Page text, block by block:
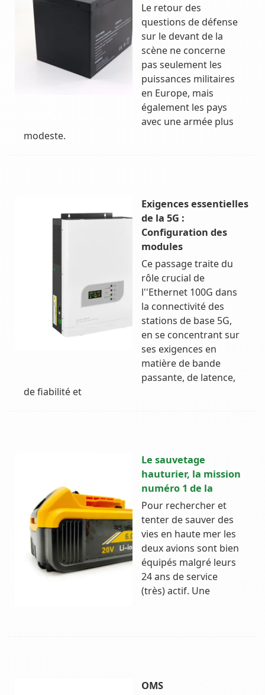
Le retour des
questions de défense
sur le devant de la
scène ne concerne
pas seulement les
puissances militaires
en Europe, mais
également les pays
avec une armée plus
modeste.
Exigences essentielles
de la 5G :
Configuration des
modules
Ce passage traite du
rôle crucial de
l''Ethernet 100G dans
la connectivité des
stations de base 5G,
en se concentrant sur
ses exigences en
matière de bande
passante, de latence,
de fiabilité et
Le sauvetage
hauturier, la mission
numéro 1 de la
Pour rechercher et
tenter de sauver des
vies en haute mer les
deux avions sont bien
équipés malgré leurs
24 ans de service
(très) actif. Une
OMS